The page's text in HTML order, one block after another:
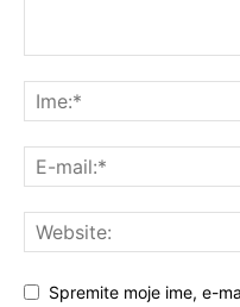
Spremite moje ime, e-